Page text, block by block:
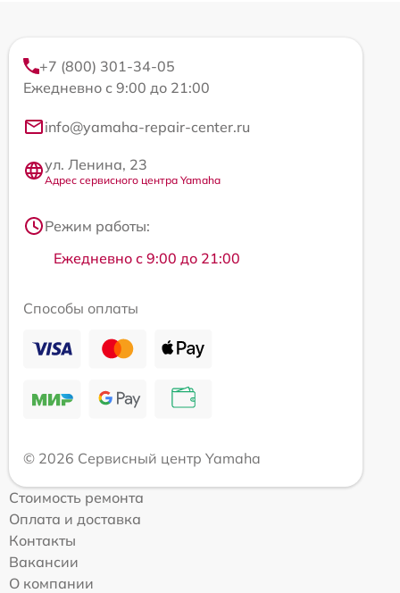
+7 (800) 301-34-05
Ежедневно с 9:00 до 21:00
info@yamaha-repair-center.ru
ул. Ленина, 23
Адрес сервисного центра Yamaha
Режим работы:
Ежедневно с 9:00 до 21:00
Способы оплаты
© 2026 Сервисный центр Yamaha
Стоимость ремонта
Оплата и доставка
Контакты
Вакансии
О компании